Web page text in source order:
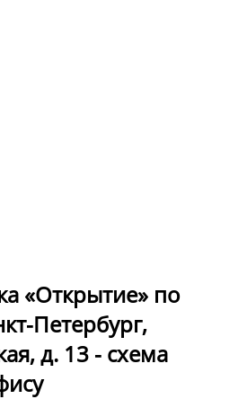
«Открытие» по
Петербург,
д. 13 - схема